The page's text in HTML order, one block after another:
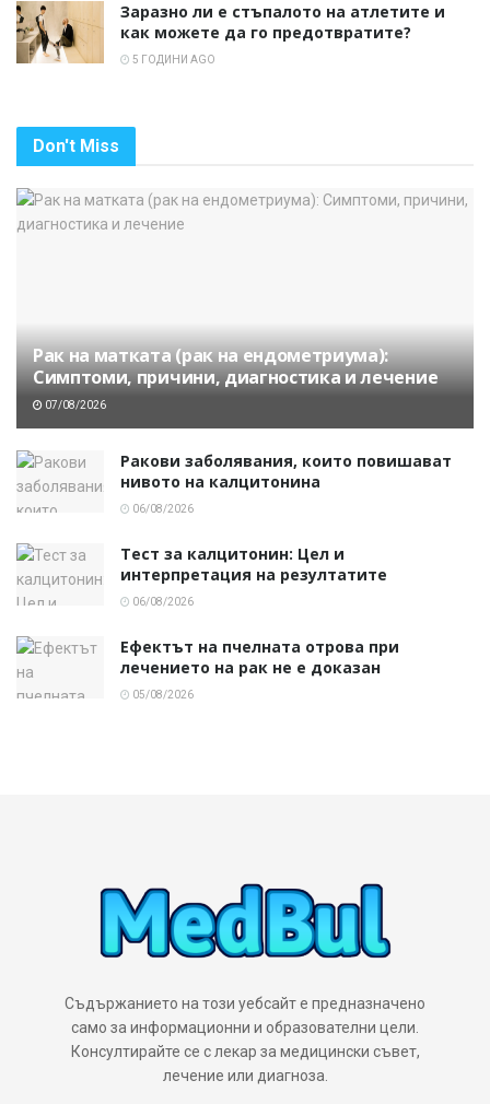
Заразно ли е стъпалото на атлетите и
как можете да го предотвратите?
5 ГОДИНИ AGO
Don't Miss
Рак на матката (рак на ендометриума):
Симптоми, причини, диагностика и лечение
07/08/2026
Ракови заболявания, които повишават
нивото на калцитонина
06/08/2026
Тест за калцитонин: Цел и
интерпретация на резултатите
06/08/2026
Ефектът на пчелната отрова при
лечението на рак не е доказан
05/08/2026
Съдържанието на този уебсайт е предназначено
само за информационни и образователни цели.
Консултирайте се с лекар за медицински съвет,
лечение или диагноза.